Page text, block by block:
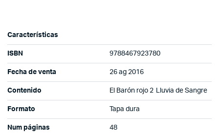
Características
ISBN 9788467923780
Fecha de venta 26 ag 2016
Contenido El Barón rojo 2 Lluvia de Sangre
Formato Tapa dura
Num páginas 48